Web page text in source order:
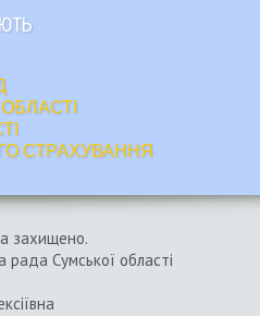
СТРАХУВАННЯ
захищено.
рада Сумської області